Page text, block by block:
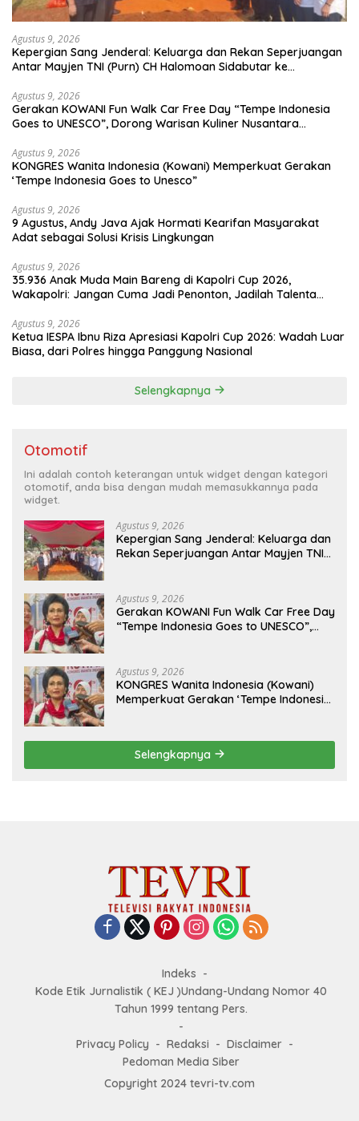
Agustus 9, 2026
Kepergian Sang Jenderal: Keluarga dan Rekan Seperjuangan
Antar Mayjen TNI (Purn) CH Halomoan Sidabutar ke
Agustus 9, 2026
Gerakan KOWANI Fun Walk Car Free Day “Tempe Indonesia
Goes to UNESCO”, Dorong Warisan Kuliner Nusantara
Agustus 9, 2026
KONGRES Wanita Indonesia (Kowani) Memperkuat Gerakan
‘Tempe Indonesia Goes to Unesco”
Agustus 9, 2026
9 Agustus, Andy Java Ajak Hormati Kearifan Masyarakat
Adat sebagai Solusi Krisis Lingkungan
Agustus 9, 2026
35.936 Anak Muda Main Bareng di Kapolri Cup 2026,
Wakapolri: Jangan Cuma Jadi Penonton, Jadilah Talenta
Agustus 9, 2026
Ketua IESPA Ibnu Riza Apresiasi Kapolri Cup 2026: Wadah Luar
Biasa, dari Polres hingga Panggung Nasional
Selengkapnya
Otomotif
Ini adalah contoh keterangan untuk widget dengan kategori
otomotif, anda bisa dengan mudah memasukkannya pada
widget.
Agustus 9, 2026
Kepergian Sang Jenderal: Keluarga dan
Rekan Seperjuangan Antar Mayjen TNI
Agustus 9, 2026
Gerakan KOWANI Fun Walk Car Free Day
“Tempe Indonesia Goes to UNESCO”,
Agustus 9, 2026
KONGRES Wanita Indonesia (Kowani)
Memperkuat Gerakan ‘Tempe Indonesia
Selengkapnya
Indeks
Kode Etik Jurnalistik ( KEJ )Undang-Undang Nomor 40
Tahun 1999 tentang Pers.
Privacy Policy Redaksi
Disclaimer
Pedoman Media Siber
Copyright 2024 tevri-tv.com